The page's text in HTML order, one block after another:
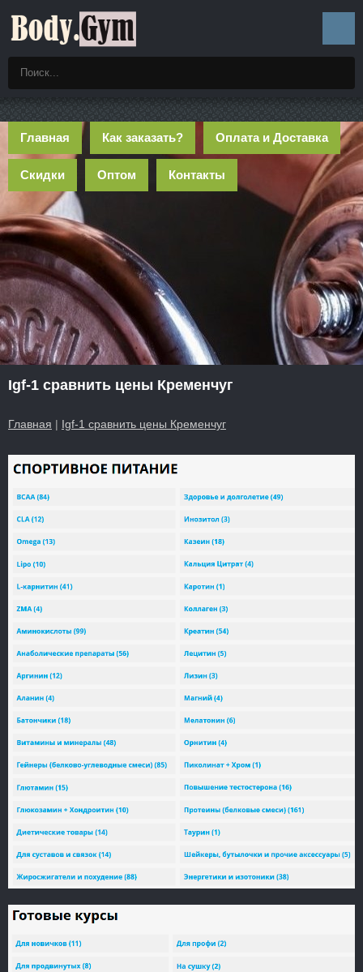
Главная Как заказать? Оплата и Доставка
Скидки Оптом Контакты
Igf-1 сравнить цены Кременчуг
Главная | Igf-1 сравнить цены Кременчуг